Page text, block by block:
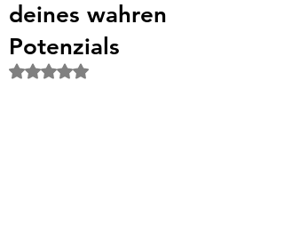
deines wahren
Potenzials
Mit NaN von 5 Sternen bewertet.